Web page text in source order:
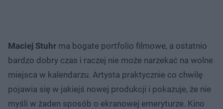
Maciej Stuhr ma bogate portfolio filmowe, a ostatnio
bardzo dobry czas i raczej nie może narzekać na wolne
miejsca w kalendarzu. Artysta praktycznie co chwilę
pojawia się w jakiejś nowej produkcji i pokazuje, że nie
myśli w żaden sposób o ekranowej emeryturze. Kino